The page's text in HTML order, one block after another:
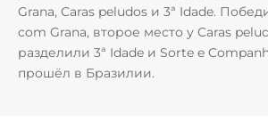
Grana, Caras peludos и 3ª Idade.
com Grana, второе место у Caras
разделили 3ª Idade и Sorte e
прошёл в Бразилии.